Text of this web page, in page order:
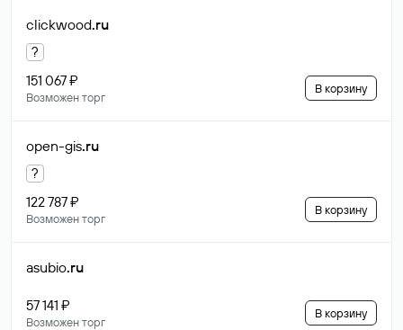
clickwood.ru
?
151 067 ₽
Возможен торг
В корзину
open-gis.ru
?
122 787 ₽
Возможен торг
В корзину
asubio.ru
57 141 ₽
Возможен торг
В корзину